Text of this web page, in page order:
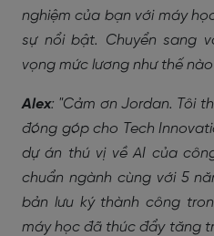
nghiệm của bạn với máy
sự nổi bật. Chuyển sang
vọng mức lương như thế
Alex: "Cảm ơn Jordan. Tôi
đóng góp cho Tech
dự án thú vị về AI của
chuẩn ngành cùng với 5
bản lưu ký thành công
máy học đã thúc đẩy tăng